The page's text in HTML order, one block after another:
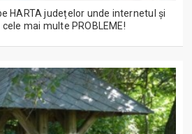
HARTA județelor unde internetul și
mai multe PROBLEME!